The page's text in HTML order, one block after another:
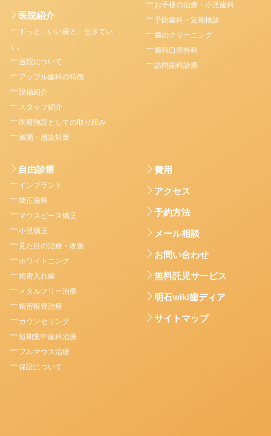
医院紹介
ずっと、いい歯と、生きてい
く。
当院について
アップル歯科の特徴
設備紹介
スタッフ紹介
医療施設としての取り組み
滅菌・感染対策
お子様の治療・小児歯科
予防歯科・定期検診
歯のクリーニング
歯科口腔外科
訪問歯科診療
自由診療
インプラント
矯正歯科
マウスピース矯正
小児矯正
見た目の治療・改善
ホワイトニング
精密入れ歯
メタルフリー治療
精密根管治療
カウンセリング
短期集中歯科治療
フルマウス治療
保証について
費用
アクセス
予約方法
メール相談
お問い合わせ
無料託児サービス
明石wiki歯ディア
サイトマップ